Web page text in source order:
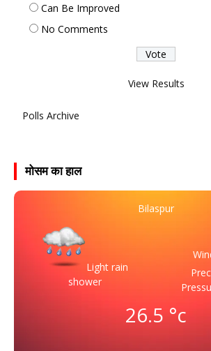
Can Be Improved
No Comments
View Results
Polls Archive
मोसम का हाल
Bilaspur
Light rain
shower
26.5 °c